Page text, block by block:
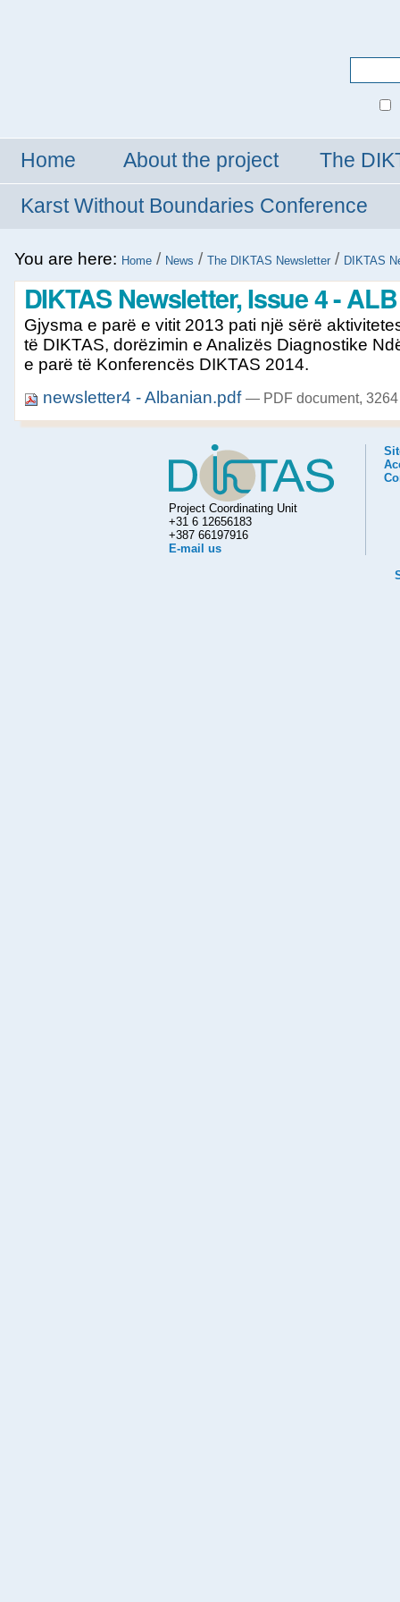
Home About the project
The
Karst Without Boundaries Conference
You are here: Home / News / The DIKTAS Newsletter / DIKTAS
DIKTAS Newsletter, Issue 4 - ALB
Gjysma e parë e vitit 2013 pati një sërë
të DIKTAS, dorëzimin e Analizës Diagnostike
e parë të Konferencës DIKTAS 2014.
newsletter4 - Albanian.pdf — PDF document,
Project Coordinating Unit
+31 6 12656183
+387 66197916
E-mail us